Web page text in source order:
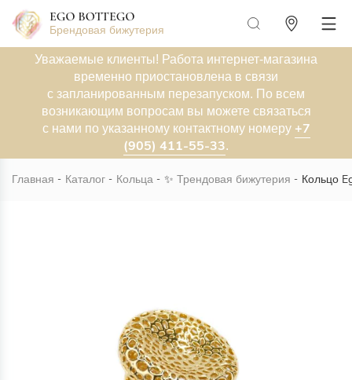
Брендовая бижутерия
Уважаемые клиенты! Работа интернет-магазина
временно приостановлена в связи
с запланированным перезапуском. По всем
возникающим вопросам вы можете связаться
с нами по указанному контактному номеру +7
(905) 411-55-33.
Главная Каталог Кольца ✨ Трендовая бижутерия Кольцо